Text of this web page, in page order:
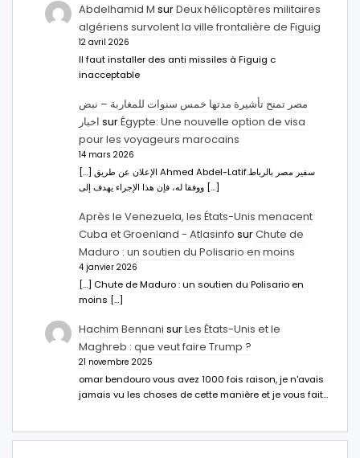
Abdelhamid M surDeux hélicoptères militaires
algériens survolent la ville frontalière de Figuig
12 avril 2026
Il faut installer des anti missiles à Figuig c
inacceptable
مصر تمنح تأشيرة مدتها خمس سنوات للمغاربة – نبض
اخبار surÉgypte: Une nouvelle option de visa
pour les voyageurs marocains
14 mars 2026
[…] الإعلان عن طريق Ahmed Abdel-Latifسفير مصر بالرباط.
ووفقا له، فإن هذا الإجراء يهدف إلى […]
Après le Venezuela, les États-Unis menacent
Cuba et Groenland - Atlasinfo surChute de
Maduro : un soutien du Polisario en moins
4 janvier 2026
[…] Chute de Maduro : un soutien du Polisario en
moins […]
Hachim Bennani surLes États-Unis et le
Maghreb : que veut faire Trump ?
21 novembre 2025
omar bendouro vous avez 1000 fois raison, je n'avais
jamais vu les choses de cette manière et je vous fait…